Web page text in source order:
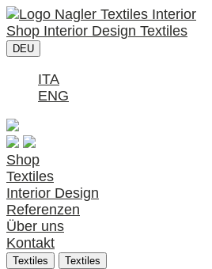
Shop Interior Design Textiles
DEU
ITA
ENG
Shop
Textiles
Interior Design
Referenzen
Über uns
Kontakt
Textiles Textiles